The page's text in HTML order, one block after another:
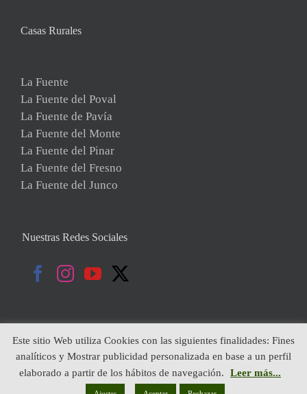
Casas Rurales
La Fuente
La Fuente del Poval
La Fuente de Pavía
La Fuente del Monte
La Fuente del Pinar
La Fuente del Fresno
La Fuente del Junco
Nuestras Redes Sociales
Copyright 2019 | Todos Los Derechos Reservados | Diseñado por:
Globales Internet |Política de Cookies| Aviso Legal |Política de
Este sitio Web utiliza Cookies con las siguientes finalidades: Fines
analíticos y Mostrar publicidad personalizada en base a un perfil
elaborado a partir de los hábitos de navegación.
Leer más...